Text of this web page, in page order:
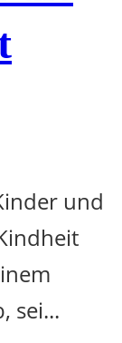
und
sei...